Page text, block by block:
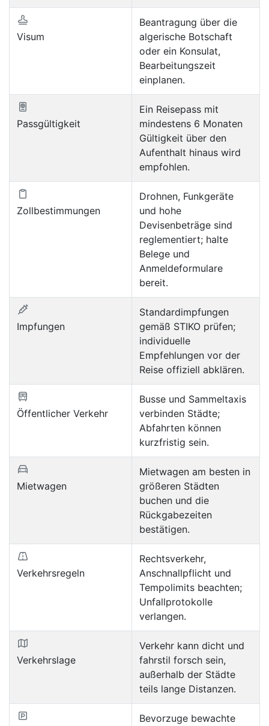
Visum
Beantragung über die
algerische Botschaft
oder ein Konsulat,
Bearbeitungszeit
einplanen.
Passgültigkeit
Ein Reisepass mit
mindestens 6 Monaten
Gültigkeit über den
Aufenthalt hinaus wird
empfohlen.
Zollbestimmungen
Drohnen, Funkgeräte
und hohe
Devisenbeträge sind
reglementiert; halte
Belege und
Anmeldeformulare
bereit.
Impfungen
Standardimpfungen
gemäß STIKO prüfen;
individuelle
Empfehlungen vor der
Reise offiziell abklären.
Öffentlicher Verkehr
Busse und Sammeltaxis
verbinden Städte;
Abfahrten können
kurzfristig sein.
Mietwagen
Mietwagen am besten in
größeren Städten
buchen und die
Rückgabezeiten
bestätigen.
Verkehrsregeln
Rechtsverkehr,
Anschnallpflicht und
Tempolimits beachten;
Unfallprotokolle
verlangen.
Verkehrslage
Verkehr kann dicht und
fahrstil forsch sein,
außerhalb der Städte
teils lange Distanzen.
Bevorzuge bewachte